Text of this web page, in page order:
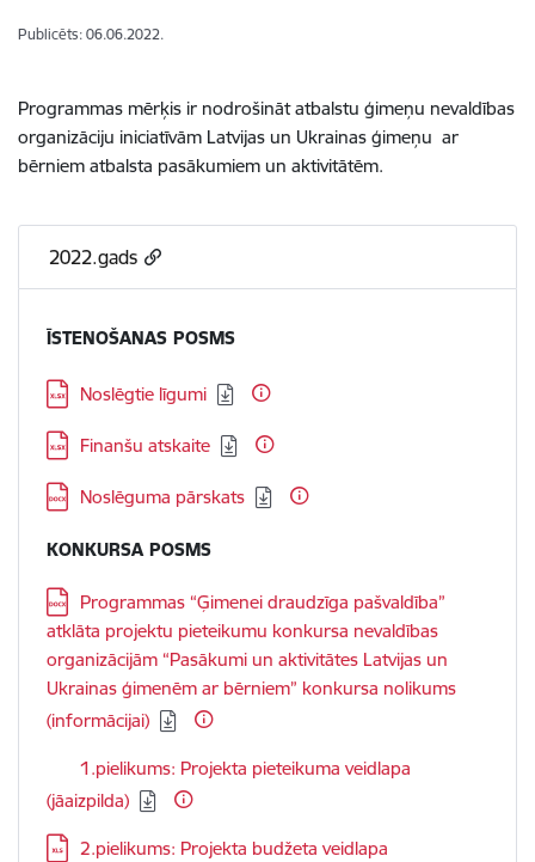
Publicēts: 06.06.2022.
Programmas mērķis ir nodrošināt atbalstu ģimeņu nevaldības
organizāciju iniciatīvām Latvijas un Ukrainas ģimeņu ar
bērniem atbalsta pasākumiem un aktivitātēm.
2022.gads
ĪSTENOŠANAS POSMS
Lejupielādēt:
Noslēgtie līgumi
Lejupielādēt:
Finanšu atskaite
Lejupielādēt:
Noslēguma pārskats
KONKURSA POSMS
Lejupielādēt:
Programmas “Ģimenei draudzīga pašvaldība”
atklāta projektu pieteikumu konkursa nevaldības
organizācijām “Pasākumi un aktivitātes Latvijas un
Ukrainas ģimenēm ar bērniem” konkursa nolikums
(informācijai)
Lejupielādēt:
1.pielikums: Projekta pieteikuma veidlapa
(jāaizpilda)
Lejupielādēt:
2.pielikums: Projekta budžeta veidlapa